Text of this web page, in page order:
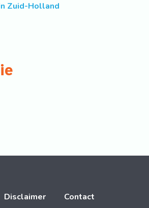
Zuid-Holland
Disclaimer Contact